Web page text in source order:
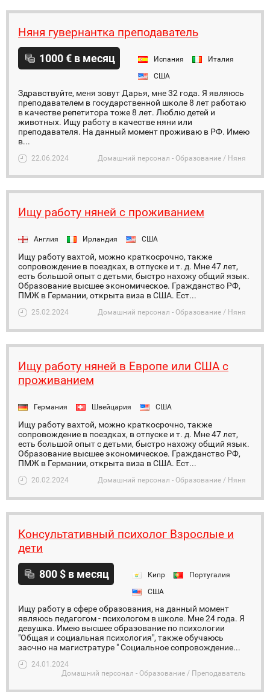
Няня гувернантка преподаватель
1000 € в месяц Испания
Италия
США
Здравствуйте, меня зовут Дарья, мне 32 года. Я являюсь
преподавателем в государственной школе 8 лет работаю
в качестве репетитора тоже 8 лет. Люблю детей и
животных. Ищу работу в качестве няни или
преподавателя. На данный момент проживаю в РФ. Имею
в...
22.06.2024 Домашний персонал - Образование / Няня
Ищу работу няней с проживанием
Англия Ирландия США
Ищу работу вахтой, можно краткосрочно, также
сопровождение в поездках, в отпуске и т. д. Мне 47 лет,
есть большой опыт с детьми, быстро нахожу общий язык.
Образование высшее экономическое. Гражданство РФ,
ПМЖ в Германии, открыта виза в США. Ест...
25.02.2024 Домашний персонал - Образование / Няня
Ищу работу няней в Европе или США с
проживанием
Германия Швейцария США
Ищу работу вахтой, можно краткосрочно, также
сопровождение в поездках, в отпуске и т. д. Мне 47 лет,
есть большой опыт с детьми, быстро нахожу общий язык.
Образование высшее экономическое. Гражданство РФ,
ПМЖ в Германии, открыта виза в США. Ест...
20.02.2024 Домашний персонал - Образование / Няня
Консультативный психолог Взрослые и
дети
800 $ в месяц Кипр
Португалия
США
Ищу работу в сфере образования, на данный момент
являюсь педагогом - психологом в школе. Мне 24 года. Я
девушка. Имею высшее образование по психологии
"Общая и социальная психология", также обучаюсь
заочно на магистратуре " Социальное сопровождение...
24.01.2024
Домашний персонал - Образование / Преподаватель